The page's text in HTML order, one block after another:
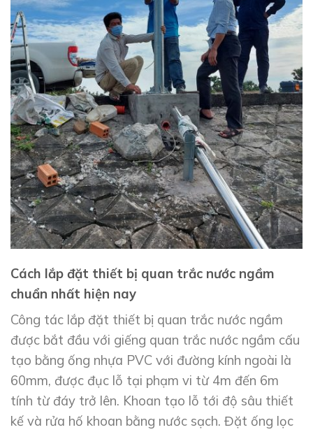
Cách lắp đặt thiết bị quan trắc nước ngầm
chuẩn nhất hiện nay
Công tác lắp đặt thiết bị quan trắc nước ngầm
được bắt đầu với giếng quan trắc nước ngầm cấu
tạo bằng ống nhựa PVC với đường kính ngoài là
60mm, được đục lỗ tại phạm vi từ 4m đến 6m
tính từ đáy trở lên. Khoan tạo lỗ tới độ sâu thiết
kế và rửa hố khoan bằng nước sạch. Đặt ống lọc